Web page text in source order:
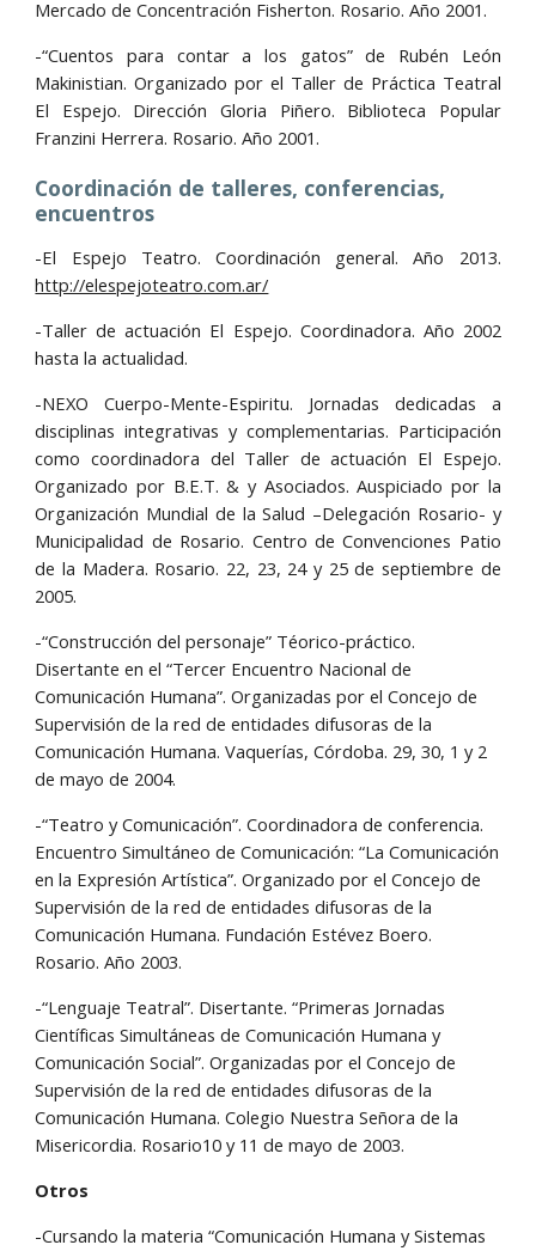
Mercado de Concentración Fisherton. Rosario. Año 2001.
-“Cuentos para contar a los gatos” de Rubén León
Makinistian. Organizado por el Taller de Práctica Teatral
El Espejo. Dirección Gloria Piñero. Biblioteca Popular
Franzini Herrera. Rosario. Año 2001.
Coordinación de talleres, conferencias,
encuentros
-El Espejo Teatro. Coordinación general. Año 2013.
http://elespejoteatro.com.ar/
-Taller de actuación El Espejo. Coordinadora. Año 2002
hasta la actualidad.
-NEXO Cuerpo-Mente-Espiritu. Jornadas dedicadas a
disciplinas integrativas y complementarias. Participación
como coordinadora del Taller de actuación El Espejo.
Organizado por B.E.T. & y Asociados. Auspiciado por la
Organización Mundial de la Salud –Delegación Rosario- y
Municipalidad de Rosario. Centro de Convenciones Patio
de la Madera. Rosario. 22, 23, 24 y 25 de septiembre de
2005.
-“Construcción del personaje” Téorico-práctico.
Disertante en el “Tercer Encuentro Nacional de
Comunicación Humana”. Organizadas por el Concejo de
Supervisión de la red de entidades difusoras de la
Comunicación Humana. Vaquerías, Córdoba. 29, 30, 1 y 2
de mayo de 2004.
-“Teatro y Comunicación”. Coordinadora de conferencia.
Encuentro Simultáneo de Comunicación: “La Comunicación
en la Expresión Artística”. Organizado por el Concejo de
Supervisión de la red de entidades difusoras de la
Comunicación Humana. Fundación Estévez Boero.
Rosario. Año 2003.
-“Lenguaje Teatral”. Disertante. “Primeras Jornadas
Científicas Simultáneas de Comunicación Humana y
Comunicación Social”. Organizadas por el Concejo de
Supervisión de la red de entidades difusoras de la
Comunicación Humana. Colegio Nuestra Señora de la
Misericordia. Rosario10 y 11 de mayo de 2003.
Otros
-Cursando la materia “Comunicación Humana y Sistemas